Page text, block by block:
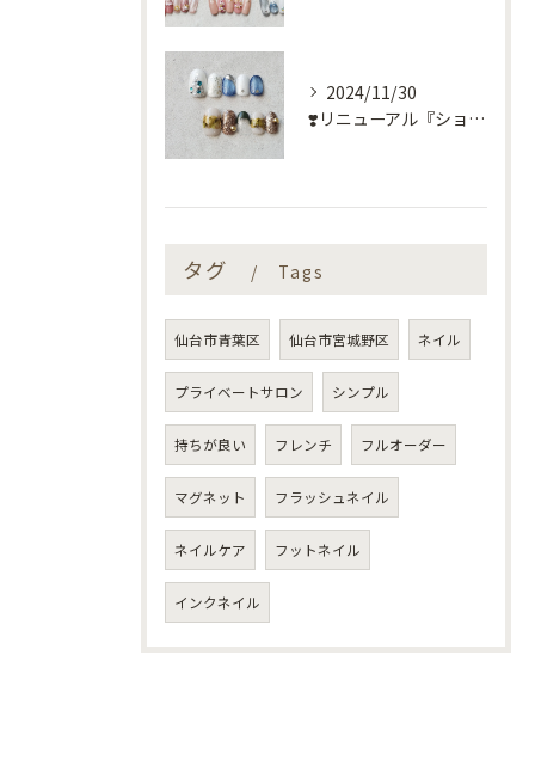
2024/11/30
❣️リニューアル『ショートネイル定額』❣️
タグ Tags
仙台市青葉区 仙台市宮城野区 ネイル
プライベートサロン シンプル
持ちが良い フレンチ フルオーダー
マグネット フラッシュネイル
ネイルケア フットネイル
インクネイル